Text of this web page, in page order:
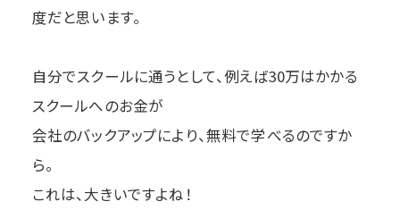
度だと思います。
自分でスクールに通うとして、例えば30万はかかる
スクールへのお金が
会社のバックアップにより、無料で学べるのですか
ら。
これは、大きいですよね！